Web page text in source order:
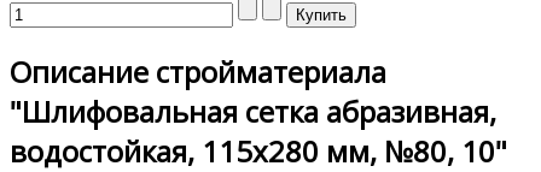
Описание стройматериала
"Шлифовальная сетка абразивная,
водостойкая, 115х280 мм, №80, 10"